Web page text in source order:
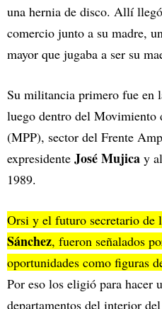
una hernia de disco. Allí
comercio junto a su madre,
mayor que jugaba a ser su
Su militancia primero fue en
luego dentro del Movimiento
(MPP), sector del Frente
expresidente José Mujica y
1989.
Orsi y el futuro secretario de
Sánchez, fueron señalados
oportunidades como figuras
Por eso los eligió para hacer
departamentos del interior